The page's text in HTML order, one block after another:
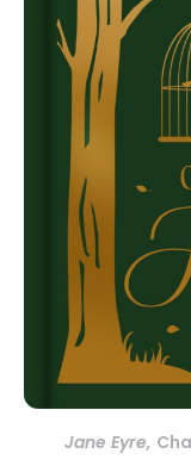
Jane Eyre,